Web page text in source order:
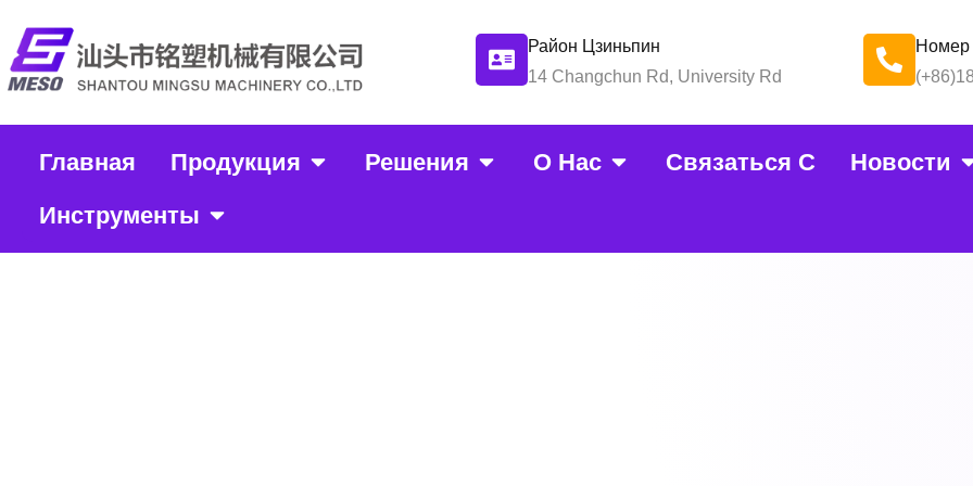
Район Цзиньпин
14 Changchun Rd, University Rd
Номер
Главная Продукция Решения О Нас Связаться С
Новости
Инструменты